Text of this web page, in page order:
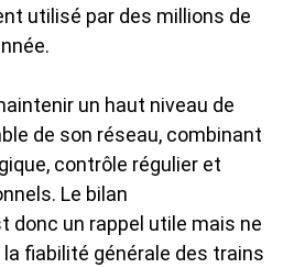
utilisé par des millions de
un haut niveau de
de son réseau, combinant
contrôle régulier et
Le bilan
donc un rappel utile mais ne
fiabilité générale des trains